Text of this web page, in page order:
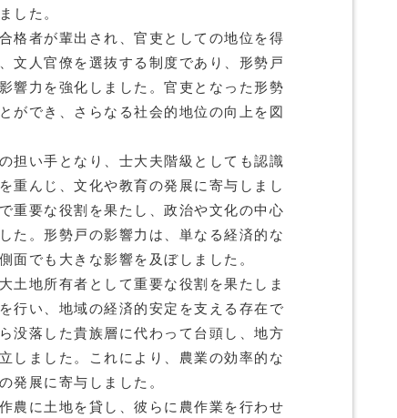
した。
格者が輩出され、官吏としての地位を得
文人官僚を選抜する制度であり、形勢戸
響力を強化しました。官吏となった形勢
ができ、さらなる社会的地位の向上を図
担い手となり、士大夫階級としても認識
重んじ、文化や教育の発展に寄与しまし
重要な役割を果たし、政治や文化の中心
た。形勢戸の影響力は、単なる経済的な
面でも大きな影響を及ぼしました。
土地所有者として重要な役割を果たしま
行い、地域の経済的安定を支える存在で
没落した貴族層に代わって台頭し、地方
しました。これにより、農業の効率的な
発展に寄与しました。
農に土地を貸し、彼らに農作業を行わせ